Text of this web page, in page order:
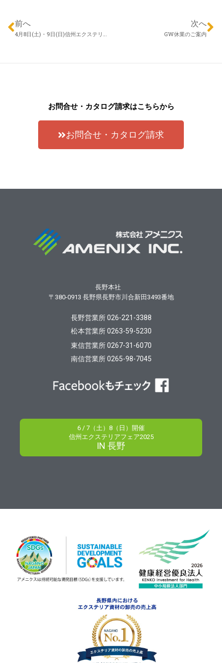
前へ 次へ
GW休業のご案内
お問合せ・カタログ請求はこちらから
お問合せ・カタログ請求
長野本社
〒380-0913 長野県長野市川合新田3493番地
長野営業所 026-221-3388
松本営業所 0263-59-5230
東信営業所 0267-31-6070
南信営業所 0265-98-7045
6 / 7（土）8（日）開催
信州エクステリアフェア2025
IN 長野